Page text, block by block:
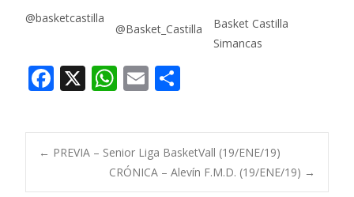
@basketcastilla
@Basket_Castilla
Basket Castilla
Simancas
F
e
b
X W
at
s
A
E
ai
l
m
p
ar
Navegación
← PREVIA – Senior Liga BasketVall (19/ENE/19)
CRÓNICA – Alevín F.M.D. (19/ENE/19) →